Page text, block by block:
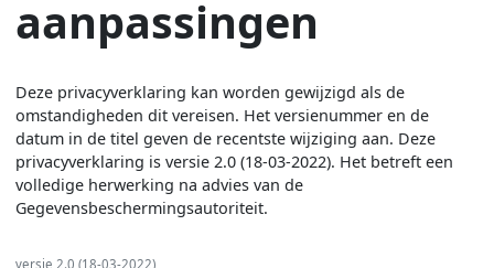
aanpassingen
Deze privacyverklaring kan worden gewijzigd als de
omstandigheden dit vereisen. Het versienummer en de
datum in de titel geven de recentste wijziging aan. Deze
privacyverklaring is versie 2.0 (18-03-2022). Het betreft een
volledige herwerking na advies van de
Gegevensbeschermingsautoriteit.
versie 2.0 (18-03-2022)